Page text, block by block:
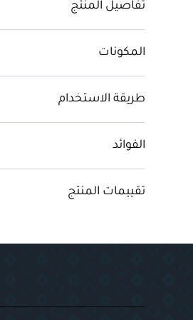
تفاصيل المنتج
المكونات
طريقة الاستخدام
الفوائد
تقييمات المنتج